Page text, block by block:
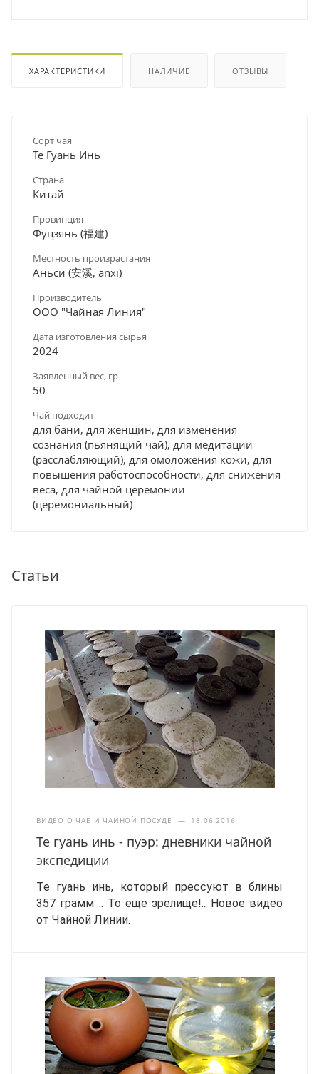
ХАРАКТЕРИСТИКИ НАЛИЧИЕ ОТЗЫВЫ
Сорт чая
Те Гуань Инь
Страна
Китай
Провинция
Фуцзянь (福建)
Местность произрастания
Аньси (安溪, ānxī)
Производитель
ООО "Чайная Линия"
Дата изготовления сырья
2024
Заявленный вес, гр
50
Чай подходит
для бани, для женщин, для изменения
сознания (пьянящий чай), для медитации
(расслабляющий), для омоложения кожи, для
повышения работоспособности, для снижения
веса, для чайной церемонии
(церемониальный)
Статьи
ВИДЕО О ЧАЕ И ЧАЙНОЙ ПОСУДЕ — 18.06.2016
Те гуань инь - пуэр: дневники чайной
экспедиции
Те гуань инь, который прессуют в блины
357 грамм .. То еще зрелище!.. Новое видео
от Чайной Линии.